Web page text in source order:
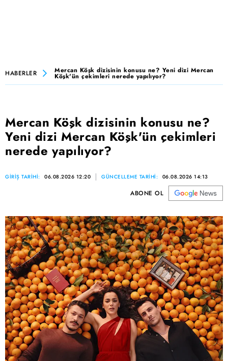
HABERLER Mercan Köşk dizisinin konusu ne? Yeni dizi Mercan
Köşk'ün çekimleri nerede yapılıyor?
Mercan Köşk dizisinin konusu ne?
Yeni dizi Mercan Köşk'ün çekimleri
nerede yapılıyor?
GİRİŞ TARİHİ: 06.08.2026 12:20 GÜNCELLEME TARİHİ: 06.08.2026 14:13
ABONE OL